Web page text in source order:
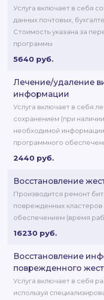
Услуга включает в себя
данных почтовых,
Стоимость указана за
программы
5640 руб.
Лечение/удаление
информации
Услуга включает в себя
сохранением (при
необходимой
программного
2440 руб.
Восстановление
Производится ремонт
поврежденных
обеспечением (время
16230 руб.
Восстановление
поврежденного
Услуга включает в себя
используя